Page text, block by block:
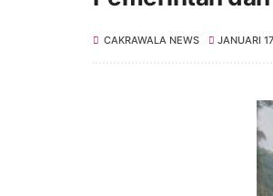
CAKRAWALA NEWS JANUARI